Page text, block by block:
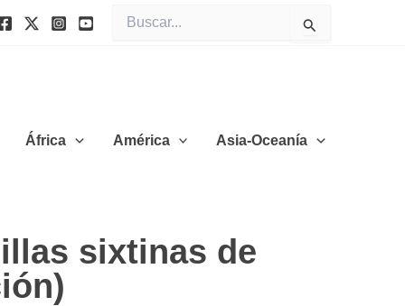
por:
África América Asia-Oceanía
sixtinas de